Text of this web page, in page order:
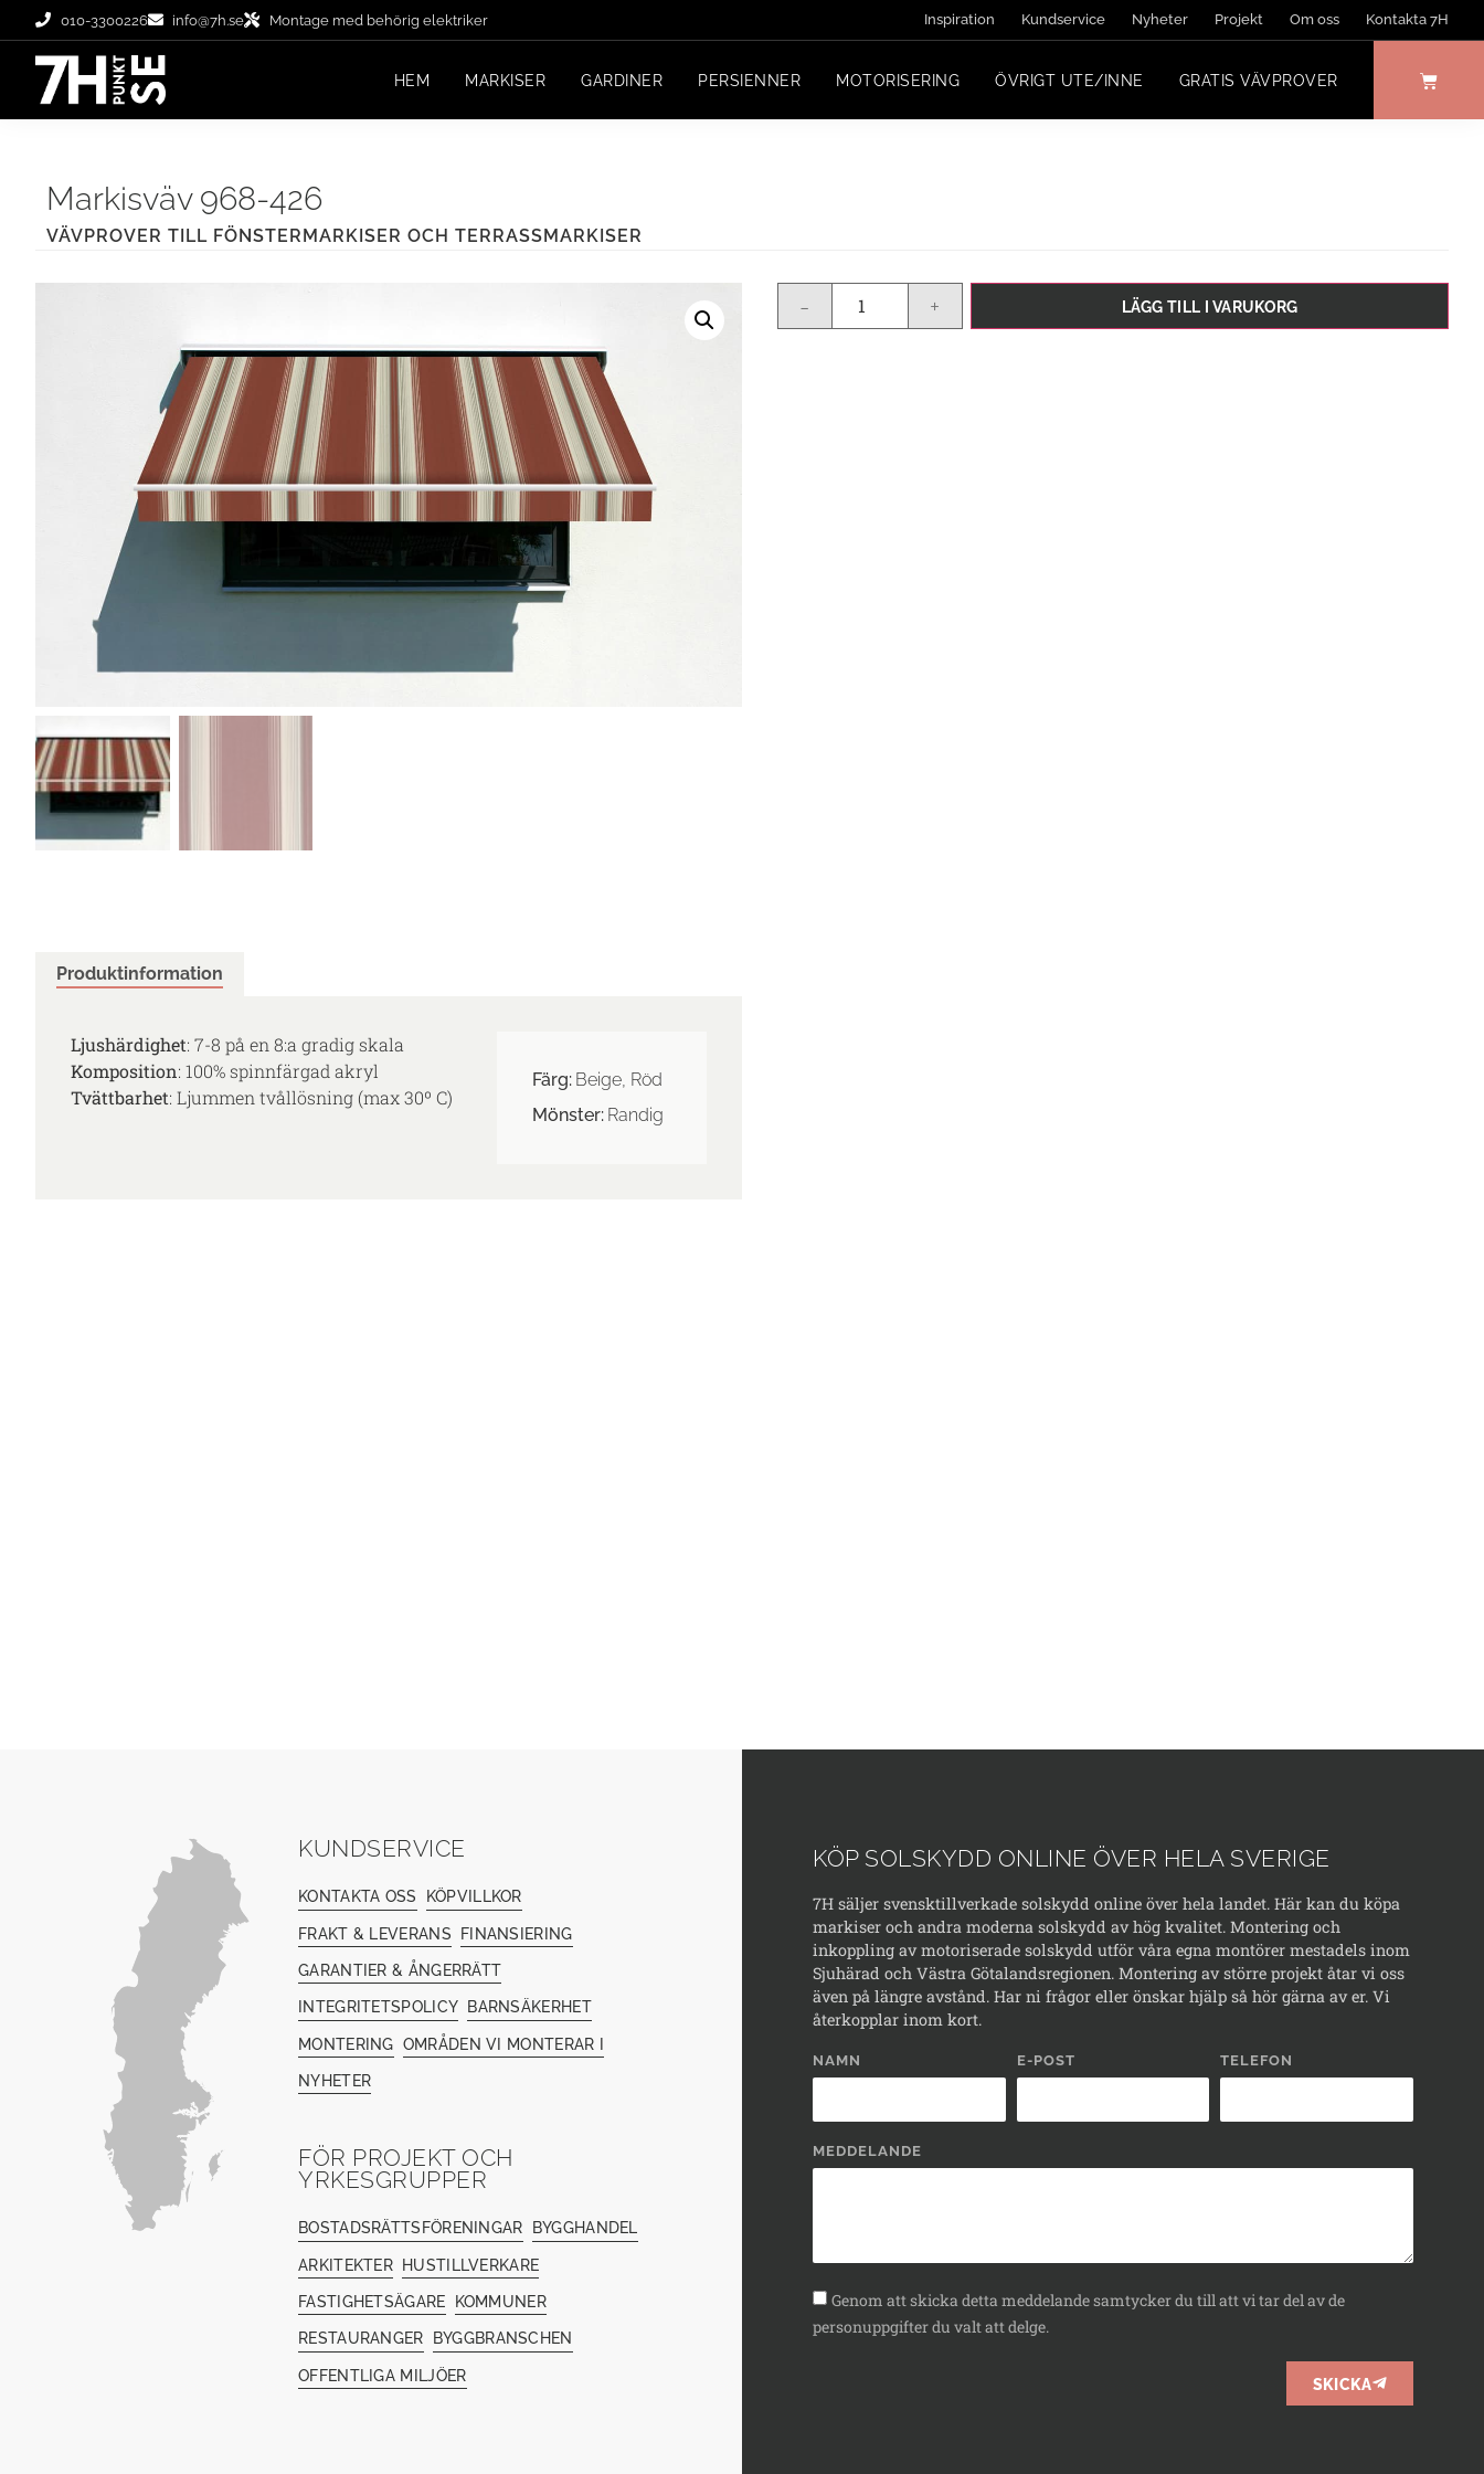
010-3300226 info@7h.se Montage med behörig elektriker Inspiration Kundservice Nyheter Projekt Om oss Kontakta 7H
HEM MARKISER GARDINER PERSIENNER MOTORISERING ÖVRIGT UTE/INNE GRATIS VÄVPROVER
Markisväv 968-426
VÄVPROVER TILL FÖNSTERMARKISER OCH TERRASSMARKISER
Produktinformation
Ljushärdighet: 7-8 på en 8:a gradig skala
Komposition: 100% spinnfärgad akryl
Tvättbarhet: Ljummen tvållösning (max 30º C)
Färg: Beige, Röd
Mönster: Randig
- + LÄGG TILL I VARUKORG
KUNDSERVICE
KONTAKTA OSS
KÖPVILLKOR
FRAKT & LEVERANS FINANSIERING
GARANTIER & ÅNGERRÄTT
INTEGRITETSPOLICY BARNSÄKERHET
MONTERING OMRÅDEN VI MONTERAR I
NYHETER
FÖR PROJEKT OCH
YRKESGRUPPER
BOSTADSRÄTTSFÖRENINGAR BYGGHANDEL
ARKITEKTER HUSTILLVERKARE
FASTIGHETSÄGARE KOMMUNER
RESTAURANGER BYGGBRANSCHEN
OFFENTLIGA MILJÖER
KÖP SOLSKYDD ONLINE ÖVER HELA SVERIGE
7H säljer svensktillverkade solskydd online över hela landet. Här kan du köpa
markiser och andra moderna solskydd av hög kvalitet. Montering och
inkoppling av motoriserade solskydd utför våra egna montörer mestadels inom
Sjuhärad och Västra Götalandsregionen. Montering av större projekt åtar vi oss
även på längre avstånd. Har ni frågor eller önskar hjälp så hör gärna av er. Vi
återkopplar inom kort.
NAMN E-POST TELEFON
MEDDELANDE
Genom att skicka detta meddelande samtycker du till att vi tar del av de
personuppgifter du valt att delge.
SKICKA